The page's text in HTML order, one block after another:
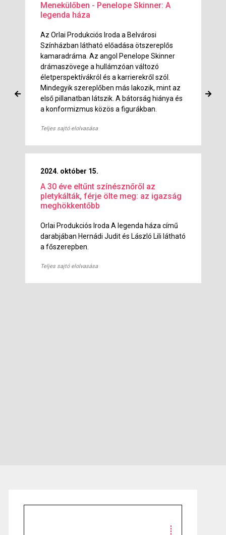
Menekülőben - Penelope Skinner: A
legenda háza
Az Orlai Produkciós Iroda a Belvárosi
Színházban látható előadása ötszereplős
kamaradráma. Az angol Penelope Skinner
drámaszövege a hullámzóan változó
életperspektívákról és a karrierekről szól.
Mindegyik szereplőben más lakozik, mint az
első pillanatban látszik. A bátorság hiánya és
a konformizmus közös a figurákban.
Teljes sajtó elolvasása
2024. október 15.
A 30 éve eltűnt színésznőről az
pletykálták, férje ölte meg: az igazság
meghökkentőbb
Orlai Produkciós Iroda A legenda háza című
darabjában Hernádi Judit és László Lili látható
a főszerepben.
Teljes sajtó elolvasása